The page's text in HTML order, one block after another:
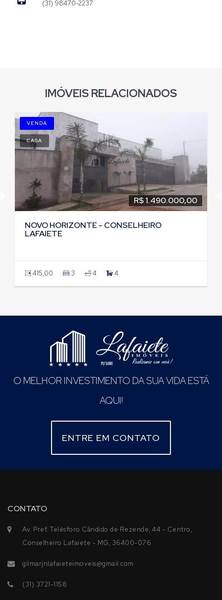
(31) 98470-2237
IMÓVEIS RELACIONADOS
VENDA
CASA
R$ 1.490.000,00
NOVO HORIZONTE - CONSELHEIRO
LAFAIETE
415,00 3 4 4
O MELHOR INVESTIMENTO DA SUA VIDA ESTÁ
AQUI!
ENTRE EM CONTATO
CONTATO
Av. Pref. Telésforo Cândido de Rezende, 44 - Centro,
Conselheiro Lafaiete - MG, 36400-076
gilmarjnlafaieteimoveis@gmail.com
(31) 3721-1158